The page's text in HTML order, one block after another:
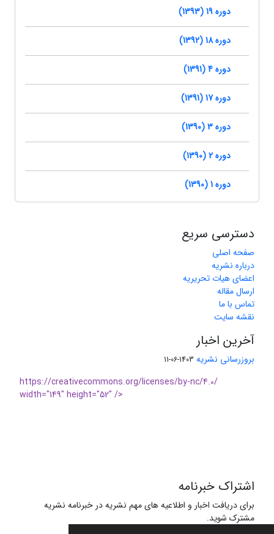
دوره 19 (1393)
دوره 18 (1392)
دوره 4 (1391)
دوره 17 (1391)
دوره 3 (1390)
دوره 2 (1390)
دوره 1 (1390)
دسترسی سریع
صفحه اصلی
درباره نشریه
اعضای هیات تحریریه
ارسال مقاله
تماس با ما
نقشه سایت
آخرین اخبار
بروزرسانی نشریه 1403-06-11
https://creativecommons.org/licenses/by-nc/4.0/
width="149" height="52" />
اشتراک خبرنامه
برای دریافت اخبار و اطلاعیه های مهم نشریه در خبرنامه نشریه
مشترک شوید.